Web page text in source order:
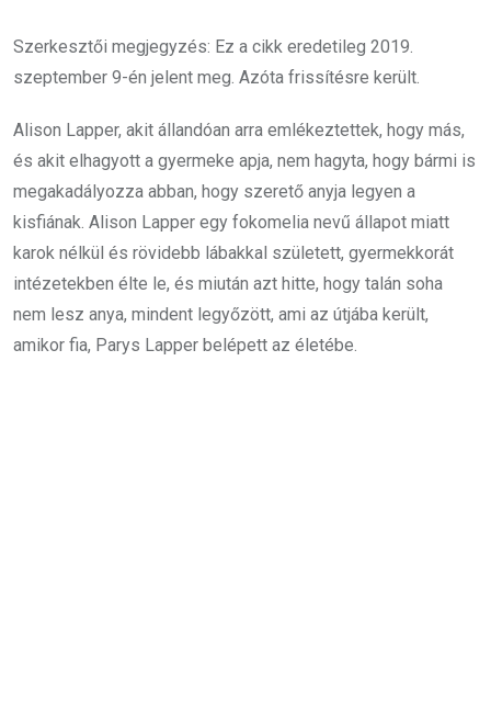
Szerkesztői megjegyzés: Ez a cikk eredetileg 2019.
szeptember 9-én jelent meg. Azóta frissítésre került.
Alison Lapper, akit állandóan arra emlékeztettek, hogy más,
és akit elhagyott a gyermeke apja, nem hagyta, hogy bármi is
megakadályozza abban, hogy szerető anyja legyen a
kisfiának. Alison Lapper egy fokomelia nevű állapot miatt
karok nélkül és rövidebb lábakkal született, gyermekkorát
intézetekben élte le, és miután azt hitte, hogy talán soha
nem lesz anya, mindent legyőzött, ami az útjába került,
amikor fia, Parys Lapper belépett az életébe.